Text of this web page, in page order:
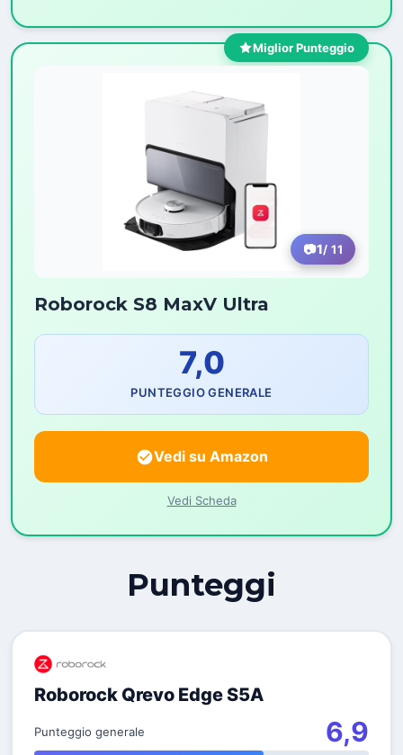
Miglior Punteggio
1/ 11
Roborock S8 MaxV Ultra
7,0
PUNTEGGIO GENERALE
Vedi su Amazon
Vedi Scheda
Punteggi
Roborock Qrevo Edge S5A
Punteggio generale 6,9